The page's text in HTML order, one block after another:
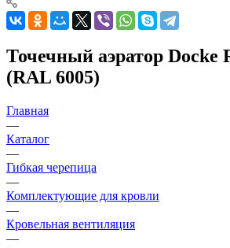
Точечный аэратор Docke
(RAL 6005)
Главная
—
Каталог
—
Гибкая черепица
—
Комплектующие для кровли
—
Кровельная вентиляция
—